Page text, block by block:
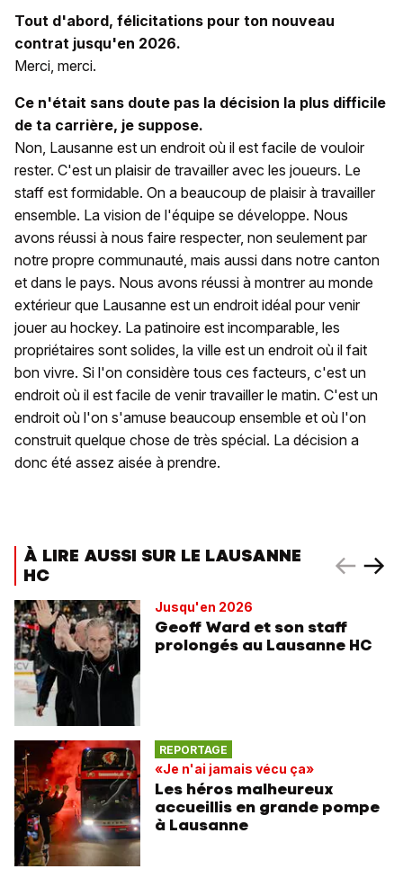
Tout d'abord, félicitations pour ton nouveau
contrat jusqu'en 2026.
Merci, merci.
Ce n'était sans doute pas la décision la plus difficile
de ta carrière, je suppose.
Non, Lausanne est un endroit où il est facile de vouloir
rester. C'est un plaisir de travailler avec les joueurs. Le
staff est formidable. On a beaucoup de plaisir à travailler
ensemble. La vision de l'équipe se développe. Nous
avons réussi à nous faire respecter, non seulement par
notre propre communauté, mais aussi dans notre canton
et dans le pays. Nous avons réussi à montrer au monde
extérieur que Lausanne est un endroit idéal pour venir
jouer au hockey. La patinoire est incomparable, les
propriétaires sont solides, la ville est un endroit où il fait
bon vivre. Si l'on considère tous ces facteurs, c'est un
endroit où il est facile de venir travailler le matin. C'est un
endroit où l'on s'amuse beaucoup ensemble et où l'on
construit quelque chose de très spécial. La décision a
donc été assez aisée à prendre.
À LIRE AUSSI SUR LE LAUSANNE
HC
Jusqu'en 2026
Geoff Ward et son staff
prolongés au Lausanne HC
REPORTAGE
«Je n'ai jamais vécu ça»
Les héros malheureux
accueillis en grande pompe
à Lausanne